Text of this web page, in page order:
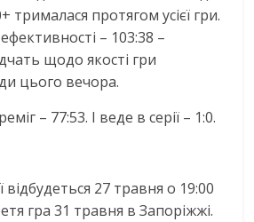
трималася протягом усієї гри.
– 103:38 –
щодо якості гри
цього вечора.
– 77:53. І веде в серії – 1:0.
відбудеться 27 травня о 19:00
гра 31 травня в Запоріжжі.